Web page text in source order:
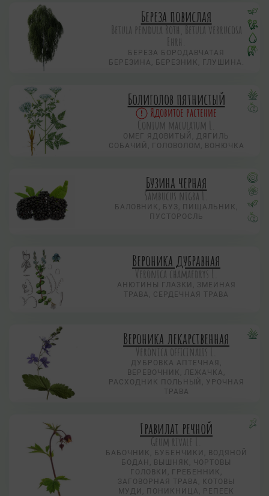
Береза повислая
Betula pendula Roth, Betula verrucosa
Ehrh.
БЕРЕЗА БОРОДАВЧАТАЯ
БЕРЕЗИНА, БЕРЕЗНИК, ГЛУШИНА.
Болиголов пятнистый
Ядовитое растение
Conium maculatum L.
ОМЕГ ЯДОВИТЫЙ, ДЯГИЛЬ
СОБАЧИЙ, ГОЛОВОЛОМ, ВОНЮЧКА
Бузина черная
Sambucus nigra L.
БАЛОВНИК, БУЗ, ПИЩАЛЬНИК,
ПУСТОРОСЛЬ
Вероника дубравная
Veronica chamaedrys L.
АНЮТИНЫ ГЛАЗКИ, ЗМЕИНАЯ
ТРАВА, СЕРДЕЧНАЯ ТРАВА
Вероника лекарственная
Veronica officinalis L.
ДУБРОВКА АПТЕЧНАЯ,
ВЕРЕВОЧНИК, ЛЕЖАЧКА,
РАСХОДНИК ПОЛЬНЫЙ, УРОЧНАЯ
ТРАВА
Гравилат речной
Geum rivale L.
БАБОЧНИК, БУБЕНЧИКИ, ВОДЯНОЙ
БОДАН, ВЫШНЯК, ЧОРТОВЫ
ГОЛОВКИ, ГРЕБЕННИК,
ЗАГОВОРНАЯ ТРАВА, КОТОВЫ
МУДИ, ПОНИКНИЦА, РЕПЕЕК